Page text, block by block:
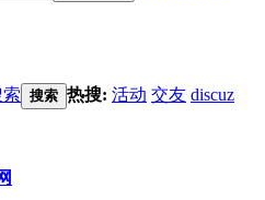
搜索 热搜: 活动 交友 discuz